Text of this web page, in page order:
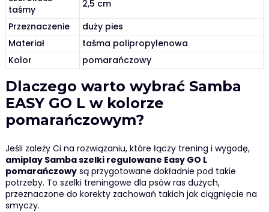
taśmy
2,5 cm
Przeznaczenie
duży pies
Materiał
taśma polipropylenowa
Kolor
pomarańczowy
Dlaczego warto wybrać Samba
EASY GO L w kolorze
pomarańczowym?
Jeśli zależy Ci na rozwiązaniu, które łączy trening i wygodę,
amiplay Samba szelki regulowane Easy GO L
pomarańczowysą przygotowane dokładnie pod takie
potrzeby. To szelki treningowe dla psów ras dużych,
przeznaczone do korekty zachowań takich jak ciągnięcie na
smyczy.